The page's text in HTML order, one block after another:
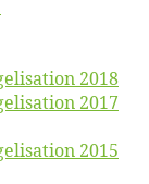
2018
2017
2015